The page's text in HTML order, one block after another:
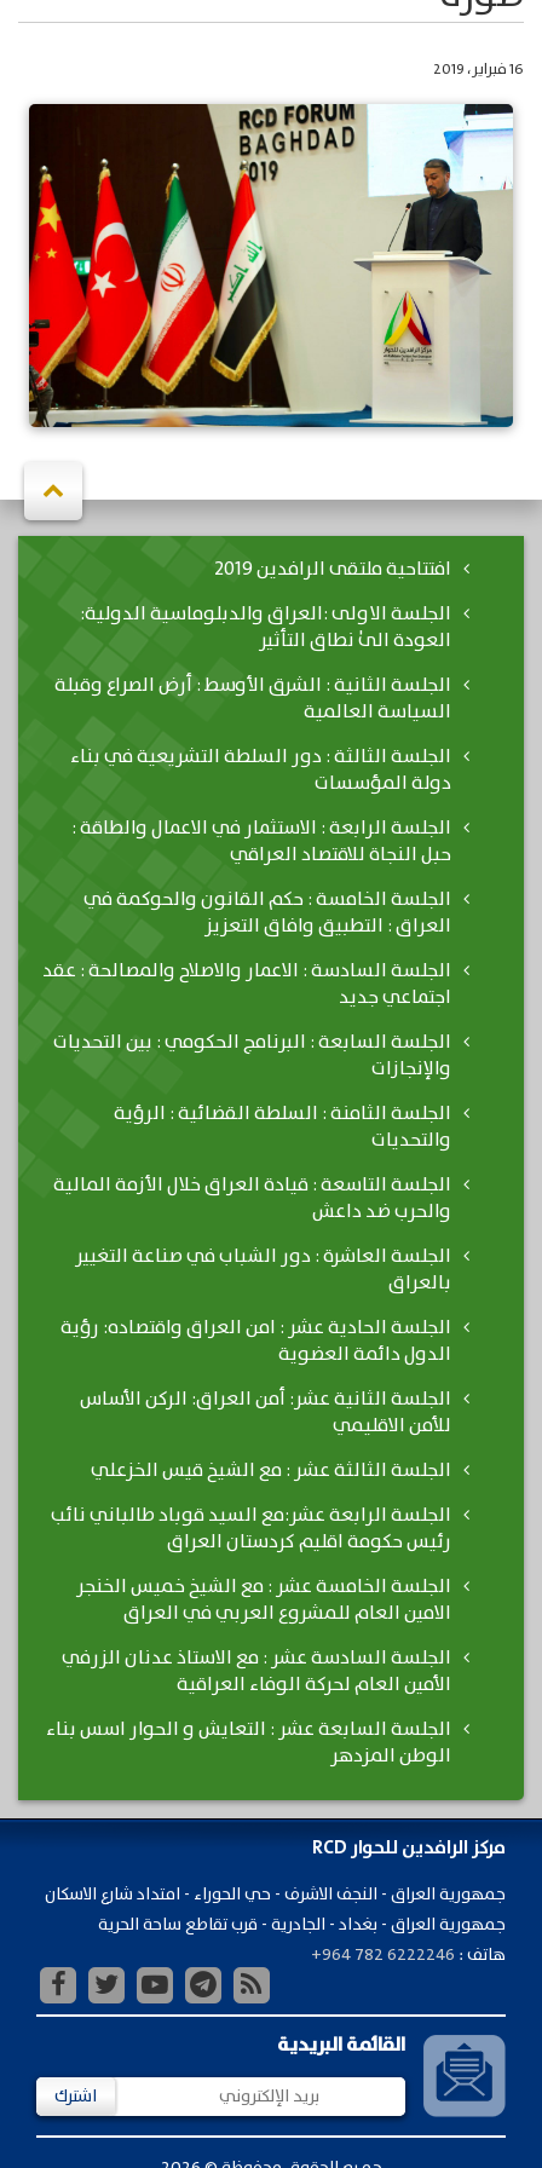
16 فبراير، 2019
افتتاحية ملتقى الرافدين 2019
الجلسة الاولى :العراق والدبلوماسية الدولية:
العودة الىٰ نطاق التأثير
الجلسة الثانية : الشرق الأوسط : أرض الصراع وقبلة
السياسة العالمية
الجلسة الثالثة : دور السلطة التشريعية في بناء
دولة المؤسسات
الجلسة الرابعة : الاستثمار في الاعمال والطاقة :
حبل النجاة للاقتصاد العراقي
الجلسة الخامسة : حكم القانون والحوكمة في
العراق : التطبيق وافاق التعزيز
الجلسة السادسة : الاعمار والاصلاح والمصالحة : عقد
اجتماعي جديد
الجلسة السابعة : البرنامج الحكومي : بين التحديات
والإنجازات
الجلسة الثامنة : السلطة القضائية : الرؤية
والتحديات
الجلسة التاسعة : قيادة العراق خلال الأزمة المالية
والحرب ضد داعش
الجلسة العاشرة : دور الشباب في صناعة التغيير
بالعراق
الجلسة الحادية عشر : امن العراق واقتصاده: رؤية
الدول دائمة العضوية
الجلسة الثانية عشر: أمن العراق: الركن الأساس
للأمن الاقليمي
الجلسة الثالثة عشر : مع الشيخ قيس الخزعلي
الجلسة الرابعة عشر:مع السيد قوباد طالباني نائب
رئيس حكومة اقليم كردستان العراق
الجلسة الخامسة عشر : مع الشيخ خميس الخنجر
الامين العام للمشروع العربي في العراق
الجلسة السادسة عشر : مع الاستاذ عدنان الزرفي
الأمين العام لحركة الوفاء العراقية
الجلسة السابعة عشر : التعايش و الحوار اسس بناء
الوطن المزدهر
مركز الرافدين للحوار RCD
جمهورية ​العراق - النجف الاشرف - حي الحوراء - امتداد شارع الاسكان
جمهورية العراق - بغداد - الجادرية - قرب تقاطع ساحة الحرية
هاتف : +964 782 6222246
القائمة البريدية
اشترك